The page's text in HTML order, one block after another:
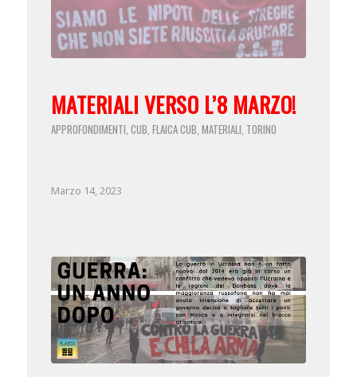
MATERIALI VERSO L’8 MARZO!
APPROFONDIMENTI, CUB, FLAICA CUB, MATERIALI, TORINO
Marzo 14, 2023